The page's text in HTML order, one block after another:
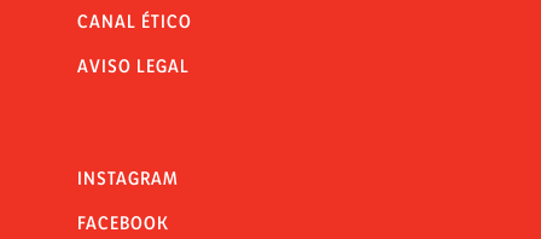
CANAL ÉTICO
AVISO LEGAL
INSTAGRAM
FACEBOOK